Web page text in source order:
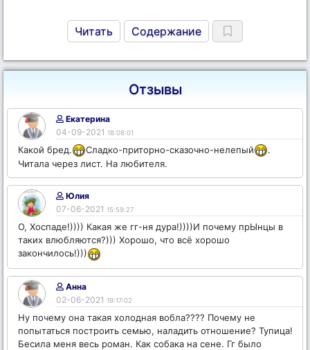
Читать Содержание
Отзывы
Екатерина
04-09-2021 18:08:01
Какой бред. Сладко-приторно-сказочно-нелепый
.
Читала через лист. На любителя.
Юлия
07-06-2021 15:59:27
О, Хоспаде!)))) Какая же гг-ня дура!))))И почему прЫнцы в
таких влюбляются?))) Хорошо, что всё хорошо
закончилось!)))
Анна
02-06-2021 19:17:02
Ну почему она такая холодная вобла???? Почему не
попытаться построить семью, наладить отношение? Тупица!
Бесила меня весь роман. Как собака на сене. Гг было